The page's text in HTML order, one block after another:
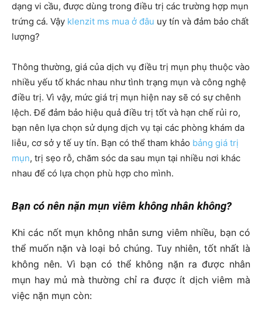
dạng vi cầu, được dùng trong điều trị các trường hợp mụn
trứng cá. Vậy klenzit ms mua ở đâu uy tín và đảm bảo chất
lượng?
Thông thường, giá của dịch vụ điều trị mụn phụ thuộc vào
nhiều yếu tố khác nhau như tình trạng mụn và công nghệ
điều trị. Vì vậy, mức giá trị mụn hiện nay sẽ có sự chênh
lệch. Để đảm bảo hiệu quả điều trị tốt và hạn chế rủi ro,
bạn nên lựa chọn sử dụng dịch vụ tại các phòng khám da
liễu, cơ sở y tế uy tín. Bạn có thể tham khảo bảng giá trị
mụn, trị sẹo rỗ, chăm sóc da sau mụn tại nhiều nơi khác
nhau để có lựa chọn phù hợp cho mình.
Bạn có nên nặn mụn viêm không nhân không?
Khi các nốt mụn không nhân sưng viêm nhiều, bạn có
thể muốn nặn và loại bỏ chúng. Tuy nhiên, tốt nhất là
không nên. Vì bạn có thể không nặn ra được nhân
mụn hay mủ mà thường chỉ ra được ít dịch viêm mà
việc nặn mụn còn: